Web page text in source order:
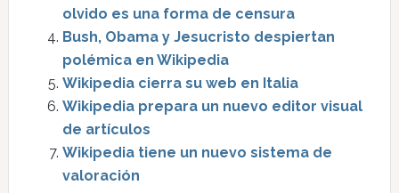
olvido es una forma de censura
Bush, Obama y Jesucristo despiertan
polémica en Wikipedia
Wikipedia cierra su web en Italia
Wikipedia prepara un nuevo editor visual
de artículos
Wikipedia tiene un nuevo sistema de
valoración